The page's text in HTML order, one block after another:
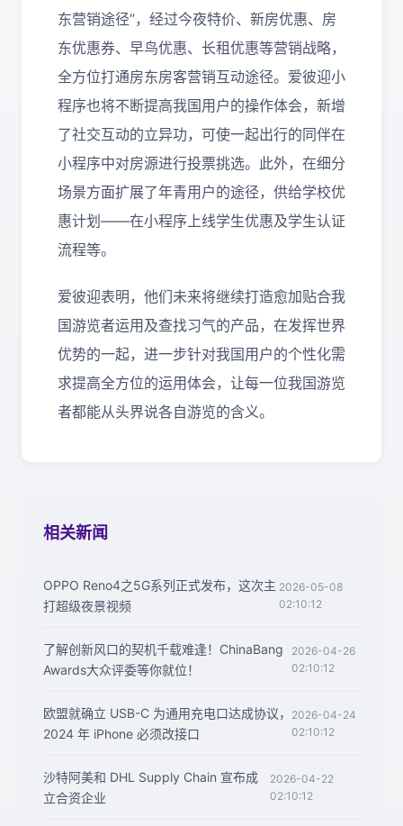
东营销途径”，经过今夜特价、新房优惠、房
东优惠券、早鸟优惠、长租优惠等营销战略，
全方位打通房东房客营销互动途径。爱彼迎小
程序也将不断提高我国用户的操作体会，新增
了社交互动的立异功，可使一起出行的同伴在
小程序中对房源进行投票挑选。此外，在细分
场景方面扩展了年青用户的途径，供给学校优
惠计划——在小程序上线学生优惠及学生认证
流程等。
爱彼迎表明，他们未来将继续打造愈加贴合我
国游览者运用及查找习气的产品，在发挥世界
优势的一起，进一步针对我国用户的个性化需
求提高全方位的运用体会，让每一位我国游览
者都能从头界说各自游览的含义。
相关新闻
OPPO Reno4之5G系列正式发布，这次主
打超级夜景视频
2026-05-08
02:10:12
了解创新风口的契机千载难逢！ChinaBang
Awards大众评委等你就位！
2026-04-26
02:10:12
欧盟就确立 USB-C 为通用充电口达成协议，
2024 年 iPhone 必须改接口
2026-04-24
02:10:12
沙特阿美和 DHL Supply Chain 宣布成
立合资企业
2026-04-22
02:10:12